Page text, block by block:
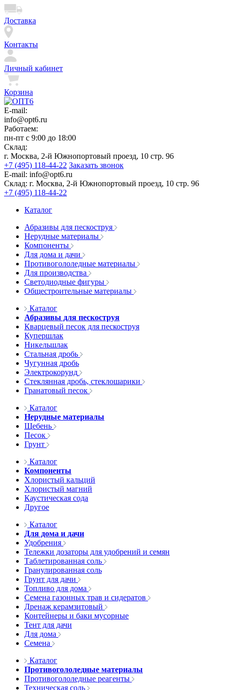
Доставка
Контакты
Личный кабинет
Корзина
E-mail:
info@opt6.ru
Работаем:
пн-пт с 9:00 до 18:00
Склад:
г. Москва, 2-й Южнопортовый проезд, 10 стр. 96
+7 (495) 118-44-22 Заказать звонок
E-mail: info@opt6.ru
Склад: г. Москва, 2-й Южнопортовый проезд, 10 стр. 96
+7 (495) 118-44-22
Каталог
Абразивы для пескоструя
Нерудные материалы
Компоненты
Для дома и дачи
Противогололедные материалы
Для производства
Светодиодные фигуры
Общестроительные материалы
Каталог
Абразивы для пескоструя
Кварцевый песок для пескоструя
Купершлак
Никельшлак
Стальная дробь
Чугунная дробь
Электрокорунд
Стеклянная дробь, стеклошарики
Гранатовый песок
Каталог
Нерудные материалы
Щебень
Песок
Грунт
Каталог
Компоненты
Хлористый кальций
Хлористый магний
Каустическая сода
Другое
Каталог
Для дома и дачи
Удобрения
Тележки дозаторы для удобрений и семян
Таблетированная соль
Гранулированная соль
Грунт для дачи
Топливо для дома
Семена газонных трав и сидератов
Дренаж керамзитовый
Контейнеры и баки мусорные
Тент для дачи
Для дома
Семена
Каталог
Противогололедные материалы
Противогололедные реагенты
Техническая соль